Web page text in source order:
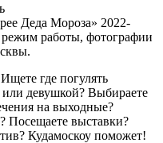
Деда Мороза» 2022-
работы, фотографии
где погулять
или девушкой? Выбираете
на выходные?
Посещаете выставки?
Кудамоскоу поможет!